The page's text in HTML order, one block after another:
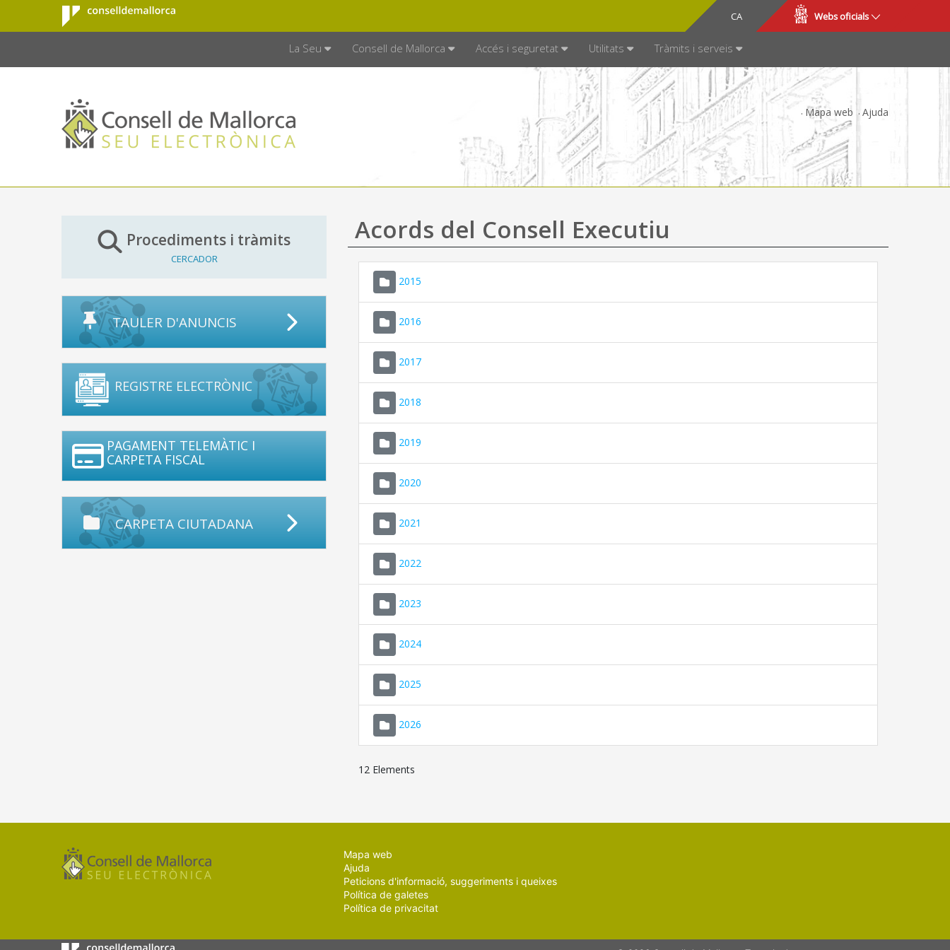
Salta al contingut principal
Consell de
Mallorca
CA
ES Webs oficials
La Seu Consell de Mallorca Accés i seguretat Utilitats Tràmits i serveis
Mapa web Ajuda
Procediments i tràmits
CERCADOR
TAULER D'ANUNCIS
REGISTRE ELECTRÒNIC
PAGAMENT TELEMÀTIC I
CARPETA FISCAL
CARPETA CIUTADANA
Acords del Consell Executiu
2015
2016
2017
2018
2019
2020
2021
2022
2023
2024
2025
2026
12 Elements
Mapa web
Ajuda
Peticions d'informació, suggeriments i queixes
Política de galetes
Política de privacitat